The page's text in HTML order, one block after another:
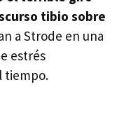
tibio sobre
a Strode en una
estrés
tiempo.